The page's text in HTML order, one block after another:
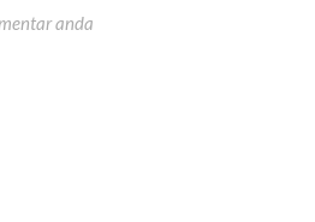
anda